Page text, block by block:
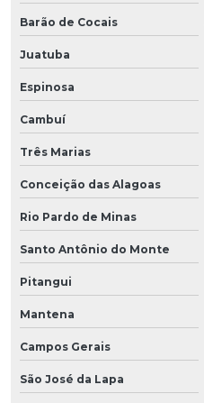
Barão de Cocais
Juatuba
Espinosa
Cambuí
Três Marias
Conceição das Alagoas
Rio Pardo de Minas
Santo Antônio do Monte
Pitangui
Mantena
Campos Gerais
São José da Lapa